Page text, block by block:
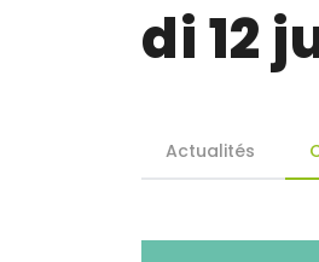
di 12
Actualités